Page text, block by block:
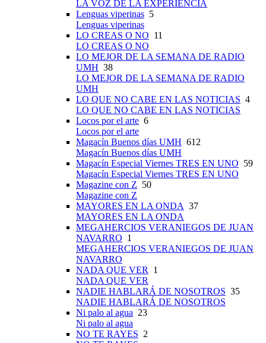
LA VOZ DE LA EXPERIENCIA
Lenguas viperinas 5
Lenguas viperinas
LO CREAS O NO 11
LO CREAS O NO
LO MEJOR DE LA SEMANA DE RADIO
UMH 38
LO MEJOR DE LA SEMANA DE RADIO
UMH
LO QUE NO CABE EN LAS NOTICIAS 4
LO QUE NO CABE EN LAS NOTICIAS
Locos por el arte 6
Locos por el arte
Magacín Buenos días UMH 612
Magacín Buenos días UMH
Magacín Especial Viernes TRES EN UNO 59
Magacín Especial Viernes TRES EN UNO
Magazine con Z 50
Magazine con Z
MAYORES EN LA ONDA 37
MAYORES EN LA ONDA
MEGAHERCIOS VERANIEGOS DE JUAN
NAVARRO 1
MEGAHERCIOS VERANIEGOS DE JUAN
NAVARRO
NADA QUE VER 1
NADA QUE VER
NADIE HABLARÁ DE NOSOTROS 35
NADIE HABLARÁ DE NOSOTROS
Ni palo al agua 23
Ni palo al agua
NO TE RAYES 2